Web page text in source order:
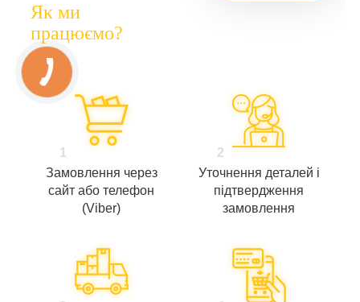
Як ми
працюємо?
1
Замовлення через
сайт або телефон
(Viber)
2
Уточнення деталей і
підтвердження
замовлення